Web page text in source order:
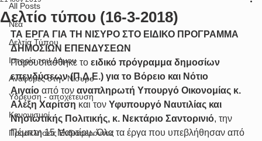
All Posts
Νέα
Δελτία Τύπου
Ιστορία του Δήμου
Αναφορές στην Νίσυρο
Υδρευση - αποχέτευση
Κανονισμοί
Προσκλήσεις Ενδιαφέροντος
Δελτίο τύπου (16-3-2018)
ΤΑ ΕΡΓΑ ΓΙΑ ΤΗ ΝΙΣΥΡΟ ΣΤΟ ΕΙΔΙΚΟ ΠΡΟΓΡΑΜΜΑ
ΔΗΜΟΣΙΩΝ ΕΠΕΝΔΥΣΕΩΝ
Παρουσιάσθηκε το ειδικό πρόγραμμα δημοσίων
επενδύσεων (Π.Δ.Ε.) για το Βόρειο και Νότιο
Αιγαίο από τον αναπληρωτή Υπουργό Οικονομίας κ.
Αλέξη Χαρίτση και τον Υφυπουργό Ναυτιλίας και
Νησιωτικής Πολιτικής, κ. Νεκτάριο Σαντορινιό, την
Πέμπτη 15 Μαρτίου. Όλα τα έργα που υπεβλήθησαν από